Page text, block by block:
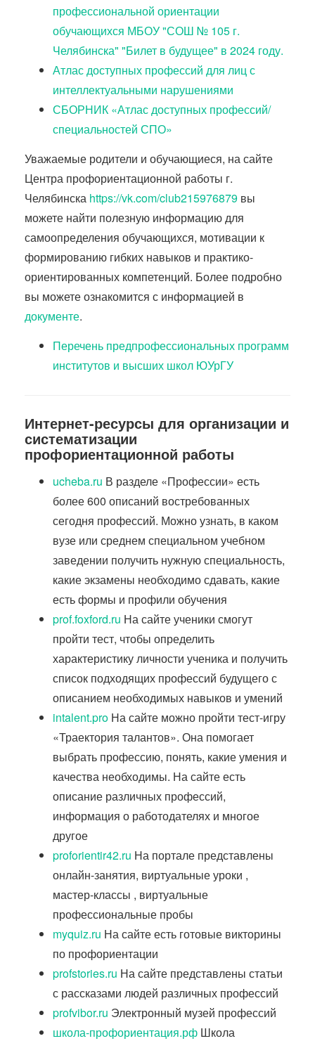
профессиональной ориентации
обучающихся МБОУ "СОШ № 105 г.
Челябинска" "Билет в будущее" в 2024 году.
Атлас доступных профессий для лиц с
интеллектуальными нарушениями
СБОРНИК «Атлас доступных профессий/
специальностей СПО»
Уважаемые родители и обучающиеся, на сайте
Центра профориентационной работы г.
Челябинска https://vk.com/club215976879 вы
можете найти полезную информацию для
самоопределения обучающихся, мотивации к
формированию гибких навыков и практико-
ориентированных компетенций. Более подробно
вы можете ознакомится с информацией в
документе.
Перечень предпрофессиональных программ
институтов и высших школ ЮУрГУ
Интернет-ресурсы для организации и
систематизации
профориентационной работы
ucheba.ru В разделе «Профессии» есть
более 600 описаний востребованных
сегодня профессий. Можно узнать, в каком
вузе или среднем специальном учебном
заведении получить нужную специальность,
какие экзамены необходимо сдавать, какие
есть формы и профили обучения
prof.foxford.ru На сайте ученики смогут
пройти тест, чтобы определить
характеристику личности ученика и получить
список подходящих профессий будущего с
описанием необходимых навыков и умений
intalent.pro На сайте можно пройти тест-игру
«Траектория талантов». Она помогает
выбрать профессию, понять, какие умения и
качества необходимы. На сайте есть
описание различных профессий,
информация о работодателях и многое
другое
proforientir42.ru На портале представлены
онлайн-занятия, виртуальные уроки ,
мастер-классы , виртуальные
профессиональные пробы
myquiz.ru На сайте есть готовые викторины
по профориентации
profstories.ru На сайте представлены статьи
с рассказами людей различных профессий
profvibor.ru Электронный музей профессий
школа-профориентация.рф Школа